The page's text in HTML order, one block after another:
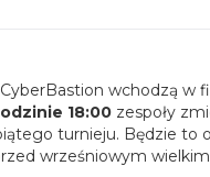
wchodzą w
18:00 zespoły
turnieju. Będzie to
wrześniowym wielkim